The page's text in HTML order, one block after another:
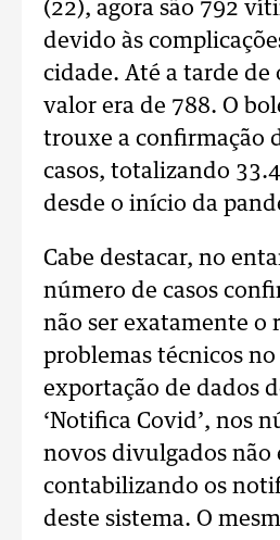
(22), agora são 792
devido às
cidade. Até a tarde de
valor era de 788. O
trouxe a confirmação
casos, totalizando
desde o início da
Cabe destacar, no
número de casos
não ser exatamente o
problemas técnicos no
exportação de dados
‘Notifica Covid’, nos
novos divulgados não
contabilizando os
deste sistema. O